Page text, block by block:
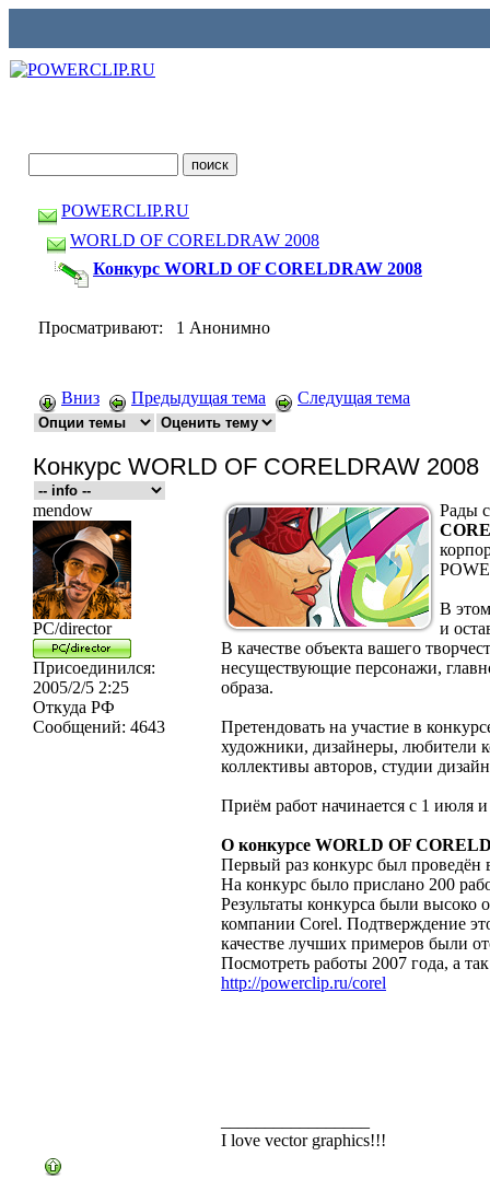
POWERCLIP.RU
WORLD OF CORELDRAW 2008
Конкурс WORLD OF CORELDRAW 2008
Просматривают: 1 Анонимно
Вниз Предыдущая тема Следущая тема
Конкурс WORLD OF CORELDRAW 2008
mendow
PC/director
Присоединился:
2005/2/5 2:25
Откуда РФ
Сообщений: 4643
Рады
В
и
В качестве объекта вашего
несуществующие персонажи,
образа.
Претендовать на участие в
художники, дизайнеры, любители
коллективы авторов, студии
Приём работ начинается с 1 июля и
О конкурсе WORLD OF
Первый раз конкурс был проведён
На конкурс было прислано 200
Результаты конкурса были
компании Corel. Подтверждение
качестве лучших примеров были
Посмотреть работы 2007 года, а
http://powerclip.ru/corel
I love vector graphics!!!